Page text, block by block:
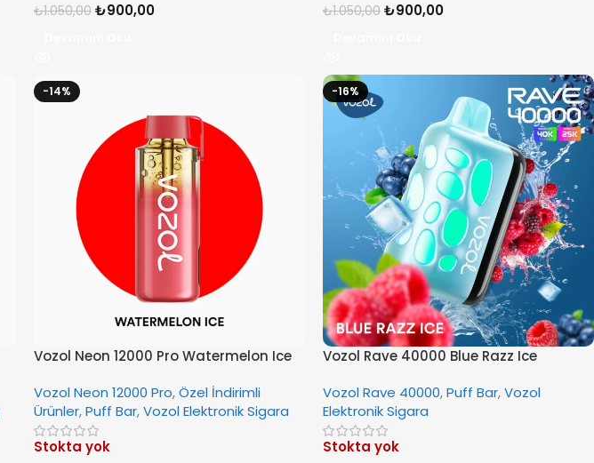
₺1.050,00 ₺900,00 ₺1.050,00 ₺900,00
-14%
Vozol Neon 12000 Pro Watermelon Ice
Vozol Neon 12000 Pro,Özel İndirimli
Ürünler,Puff Bar,Vozol Elektronik Sigara
Stokta yok
-16%
Vozol Rave 40000 Blue Razz Ice
Vozol Rave 40000,Puff Bar,Vozol
Elektronik Sigara
Stokta yok